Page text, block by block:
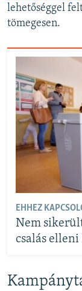
lehetőséggel
tömegesen.
EHHEZ
Nem
csalás